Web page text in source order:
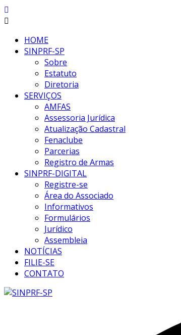
HOME
SINPRF-SP
Sobre
Estatuto
Diretoria
SERVIÇOS
AMFAS
Assessoria Jurídica
Atualização Cadastral
Fenaclube
Parcerias
Registro de Armas
SINPRF-DIGITAL
Registre-se
Área do Associado
Informativos
Formulários
Jurídico
Assembleia
NOTÍCIAS
FILIE-SE
CONTATO